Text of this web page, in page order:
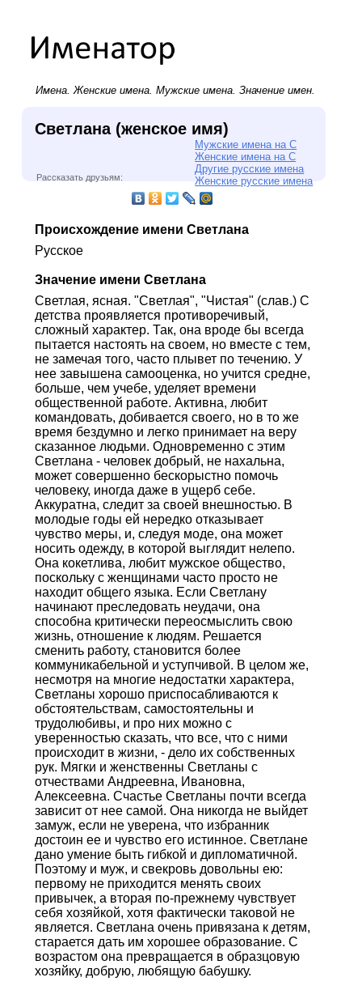
Имена.Женские имена. Мужские имена. Значение имен.
Светлана (женское имя)
Мужские имена на С
Женские имена на С
Другие русские имена
Женские русские имена
Рассказать друзьям:
Происхождение имени Светлана
Русское
Значение имени Светлана
Светлая, ясная. "Светлая", "Чистая" (слав.) С
детства проявляется противоречивый,
сложный характер. Так, она вроде бы всегда
пытается настоять на своем, но вместе с тем,
не замечая того, часто плывет по течению. У
нее завышена самооценка, но учится средне,
больше, чем учебе, уделяет времени
общественной работе. Активна, любит
командовать, добивается своего, но в то же
время бездумно и легко принимает на веру
сказанное людьми. Одновременно с этим
Светлана - человек добрый, не нахальна,
может совершенно бескорыстно помочь
человеку, иногда даже в ущерб себе.
Аккуратна, следит за своей внешностью. В
молодые годы ей нередко отказывает
чувство меры, и, следуя моде, она может
носить одежду, в которой выглядит нелепо.
Она кокетлива, любит мужское общество,
поскольку с женщинами часто просто не
находит общего языка. Если Светлану
начинают преследовать неудачи, она
способна критически переосмыслить свою
жизнь, отношение к людям. Решается
сменить работу, становится более
коммуникабельной и уступчивой. В целом же,
несмотря на многие недостатки характера,
Светланы хорошо приспосабливаются к
обстоятельствам, самостоятельны и
трудолюбивы, и про них можно с
уверенностью сказать, что все, что с ними
происходит в жизни, - дело их собственных
рук. Мягки и женственны Светланы с
отчествами Андреевна, Ивановна,
Алексеевна. Счастье Светланы почти всегда
зависит от нее самой. Она никогда не выйдет
замуж, если не уверена, что избранник
достоин ее и чувство его истинное. Светлане
дано умение быть гибкой и дипломатичной.
Поэтому и муж, и свекровь довольны ею:
первому не приходится менять своих
привычек, а вторая по-прежнему чувствует
себя хозяйкой, хотя фактически таковой не
является. Светлана очень привязана к детям,
старается дать им хорошее образование. С
возрастом она превращается в образцовую
хозяйку, добрую, любящую бабушку.